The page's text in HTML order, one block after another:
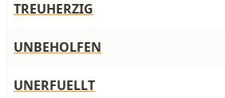
TREUHERZIG
UNBEHOLFEN
UNERFUELLT